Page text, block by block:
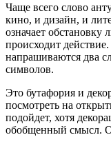
Чаще всего слово
кино, и дизайн, и
означает обстановку
происходит
напрашиваются два
символов.
Это бутафория и
посмотреть на
подойдет, хотя
обобщенный смысл.